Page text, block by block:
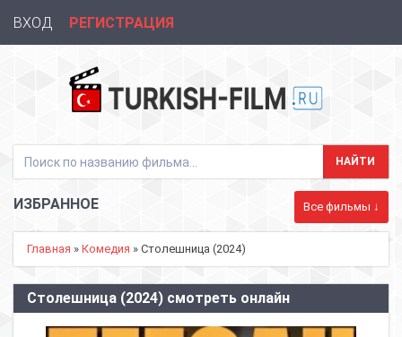
ВХОД РЕГИСТРАЦИЯ
ИЗБРАННОЕ Все фильмы ↓
Главная » Комедия » Столешница (2024)
Столешница (2024) смотреть онлайн